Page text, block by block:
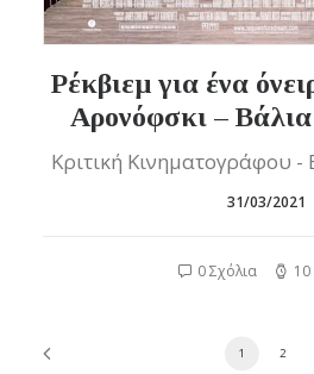
Ρέκβιεμ για ένα
Αρονόφσκι –
Κριτική Κινηματογράφου
31/03/2021
0 Σχόλια
1 2